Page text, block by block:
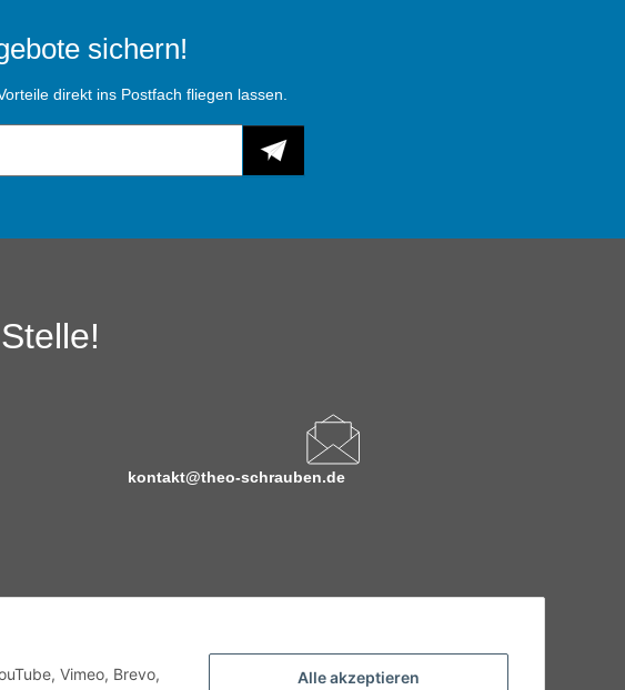
Alle akzeptieren
Vimeo, Brevo,
sichern!
direkt ins Postfach fliegen lassen.
kontakt@theo-schrauben.de